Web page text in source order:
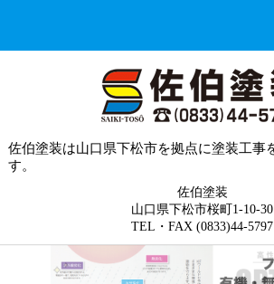
佐伯塗装は山口県下松市を拠点に塗装工事
す。
佐伯塗装
山口県下松市桜町1-10-30
TEL・FAX (0833)44-5797